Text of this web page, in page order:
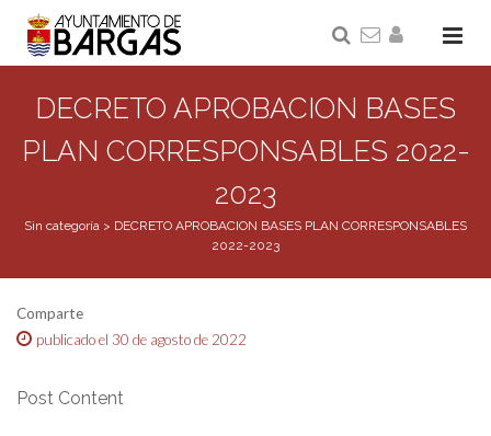
DECRETO APROBACION BASES
PLAN CORRESPONSABLES 2022-
2023
Sin categoría > DECRETO APROBACION BASES PLAN CORRESPONSABLES
2022-2023
Comparte
publicado el 30 de agosto de 2022
Post Content